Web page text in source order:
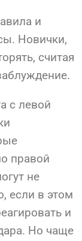
и
Новички,
считая
с левой
правой
не
если в этом
и
Но чаще